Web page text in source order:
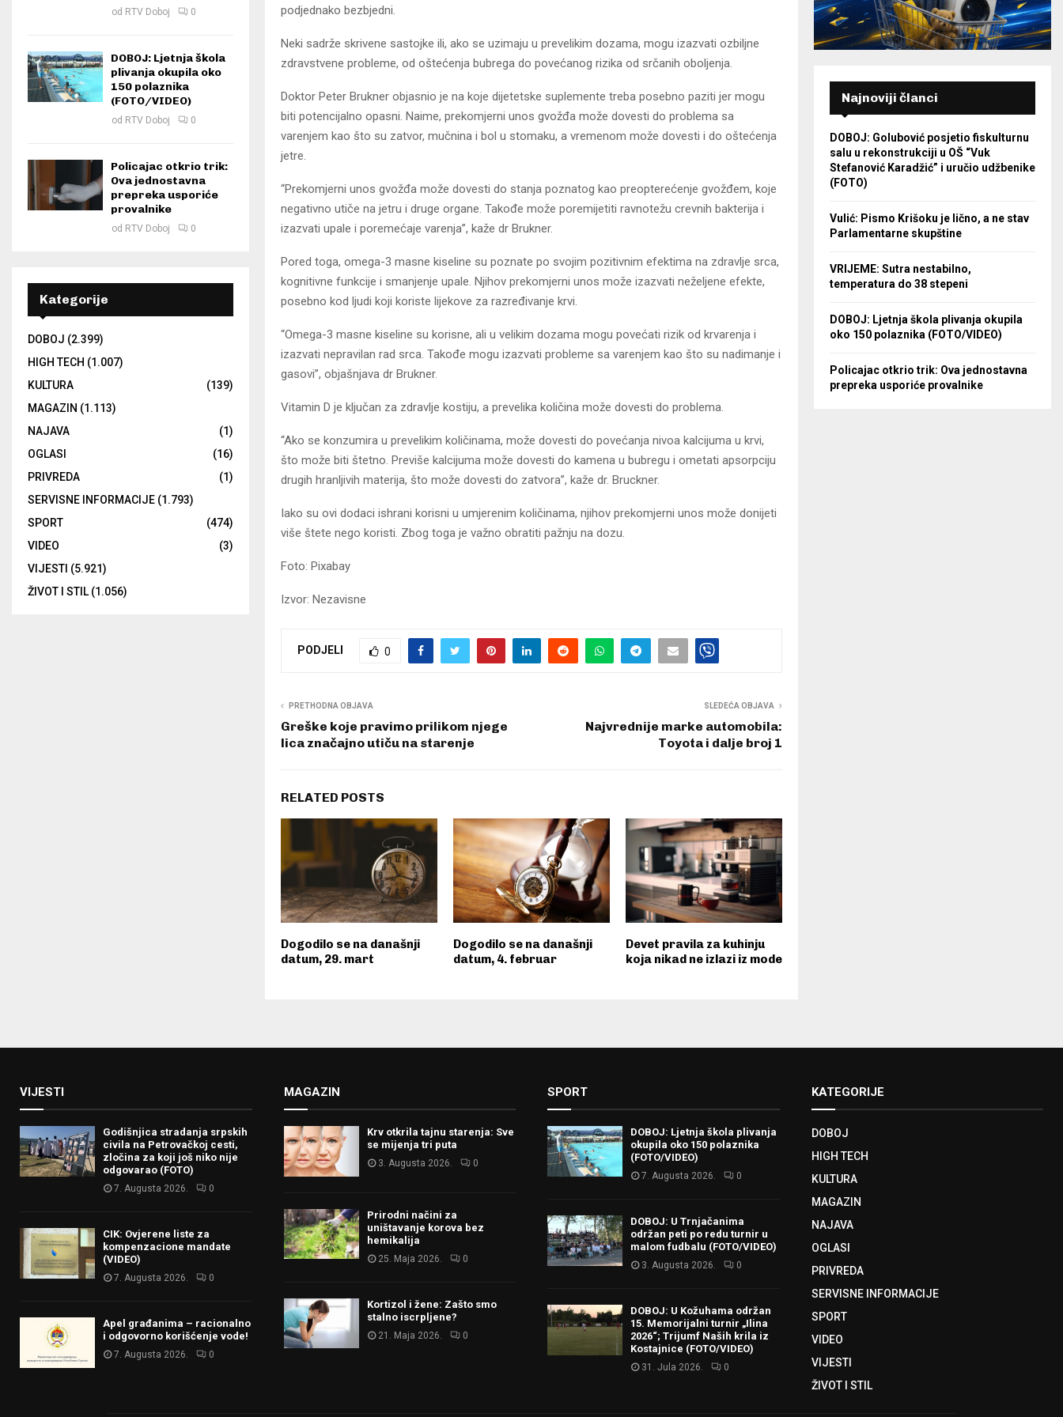
podjednako bezbjedni.
Neki sadrže skrivene sastojke ili, ako se uzimaju u prevelikim dozama, mogu izazvati ozbiljne
zdravstvene probleme, od oštećenja bubrega do povećanog rizika od srčanih oboljenja.
Doktor Peter Brukner objasnio je na koje dijetetske suplemente treba posebno paziti jer mogu
biti potencijalno opasni. Naime, prekomjerni unos gvožđa može dovesti do problema sa
varenjem kao što su zatvor, mučnina i bol u stomaku, a vremenom može dovesti i do oštećenja
jetre.
“Prekomjerni unos gvožđa može dovesti do stanja poznatog kao preopterećenje gvožđem, koje
negativno utiče na jetru i druge organe. Takođe može poremijetiti ravnotežu crevnih bakterija i
izazvati upale i poremećaje varenja”, kaže dr Brukner.
Pored toga, omega-3 masne kiseline su poznate po svojim pozitivnim efektima na zdravlje srca,
kognitivne funkcije i smanjenje upale. Njihov prekomjerni unos može izazvati neželjene efekte,
posebno kod ljudi koji koriste lijekove za razređivanje krvi.
“Omega-3 masne kiseline su korisne, ali u velikim dozama mogu povećati rizik od krvarenja i
izazvati nepravilan rad srca. Takođe mogu izazvati probleme sa varenjem kao što su nadimanje i
gasovi”, objašnjava dr Brukner.
Vitamin D je ključan za zdravlje kostiju, a prevelika količina može dovesti do problema.
“Ako se konzumira u prevelikim količinama, može dovesti do povećanja nivoa kalcijuma u ​​krvi,
što može biti štetno. Previše kalcijuma može dovesti do kamena u bubregu i ometati apsorpciju
drugih hranljivih materija, što može dovesti do zatvora”, kaže dr. Bruckner.
Iako su ovi dodaci ishrani korisni u umjerenim količinama, njihov prekomjerni unos može donijeti
više štete nego koristi. Zbog toga je važno obratiti pažnju na dozu.
Foto: Pixabay
Izvor: Nezavisne
PODJELI 0
PRETHODNA OBJAVA
Greške koje pravimo prilikom njege
lica značajno utiču na starenje
SLEDEĆA OBJAVA
Najvrednije marke automobila:
Toyota i dalje broj 1
RELATED POSTS
Dogodilo se na današnji
datum, 29. mart
Dogodilo se na današnji
datum, 4. februar
Devet pravila za kuhinju
koja nikad ne izlazi iz mode
od RTV Doboj 0
DOBOJ: Ljetnja škola
plivanja okupila oko
150 polaznika
(FOTO/VIDEO)
od RTV Doboj 0
Policajac otkrio trik:
Ova jednostavna
prepreka usporiće
provalnike
od RTV Doboj 0
Kategorije
DOBOJ (2.399)
HIGH TECH (1.007)
KULTURA
(139)
MAGAZIN (1.113)
NAJAVA
(1)
OGLASI
(16)
PRIVREDA
(1)
SERVISNE INFORMACIJE (1.793)
SPORT
(474)
VIDEO
(3)
VIJESTI (5.921)
ŽIVOT I STIL(1.056)
Najnoviji članci
DOBOJ: Golubović posjetio fiskulturnu
salu u rekonstrukciji u OŠ “Vuk
Stefanović Karadžić” i uručio udžbenike
(FOTO)
Vulić: Pismo Krišoku je lično, a ne stav
Parlamentarne skupštine
VRIJEME: Sutra nestabilno,
temperatura do 38 stepeni
DOBOJ: Ljetnja škola plivanja okupila
oko 150 polaznika (FOTO/VIDEO)
Policajac otkrio trik: Ova jednostavna
prepreka usporiće provalnike
VIJESTI
Godišnjica stradanja srpskih
civila na Petrovačkoj cesti,
zločina za koji još niko nije
odgovarao (FOTO)
7. Augusta 2026. 0
CIK: Ovjerene liste za
kompenzacione mandate
(VIDEO)
7. Augusta 2026. 0
Apel građanima – racionalno
i odgovorno korišćenje vode!
7. Augusta 2026. 0
MAGAZIN
Krv otkrila tajnu starenja: Sve
se mijenja tri puta
3. Augusta 2026. 0
Prirodni načini za
uništavanje korova bez
hemikalija
25. Maja 2026. 0
Kortizol i žene: Zašto smo
stalno iscrpljene?
21. Maja 2026. 0
SPORT
DOBOJ: Ljetnja škola plivanja
okupila oko 150 polaznika
(FOTO/VIDEO)
7. Augusta 2026. 0
DOBOJ: U Trnjačanima
održan peti po redu turnir u
malom fudbalu (FOTO/VIDEO)
3. Augusta 2026. 0
DOBOJ: U Kožuhama održan
15. Memorijalni turnir „Ilina
2026“; Trijumf Naših krila iz
Kostajnice (FOTO/VIDEO)
31. Jula 2026. 0
KATEGORIJE
DOBOJ
HIGH TECH
KULTURA
MAGAZIN
NAJAVA
OGLASI
PRIVREDA
SERVISNE INFORMACIJE
SPORT
VIDEO
VIJESTI
ŽIVOT I STIL